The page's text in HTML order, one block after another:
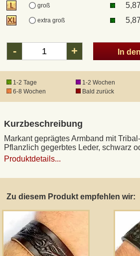
groß
extra groß
- + In
1-2 Tage 1-2 Wochen
6-8 Wochen
Bald zurück
Kurzbeschreibung
Markant geprägtes Armband mit
Pflanzlich gegerbtes Leder, schwarz
Produktdetails...
Zu diesem Produkt empfehlen wir:
Waffenrecht und FSK 18
Widerrufsrecht
Anfertigung von Museumsrepliken
Mittelalter-Großhandel
Newsletter